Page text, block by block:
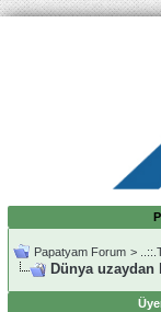
Papatyam Forum >
Dünya